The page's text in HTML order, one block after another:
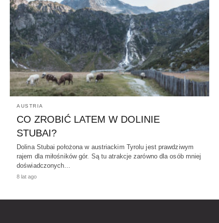
AUSTRIA
CO ZROBIĆ LATEM W DOLINIE
STUBAI?
Dolina Stubai położona w austriackim Tyrolu jest prawdziwym
rajem dla miłośników gór. Są tu atrakcje zarówno dla osób mniej
doświadczonych…
8 lat ago